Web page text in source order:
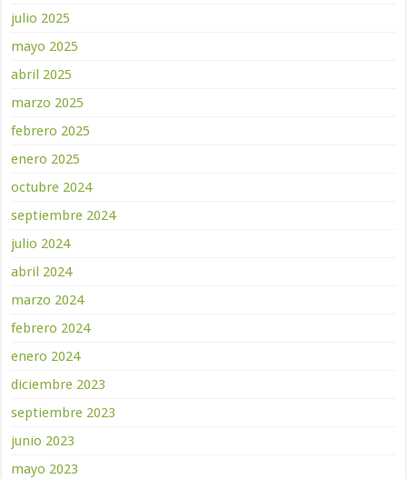
julio 2025
mayo 2025
abril 2025
marzo 2025
febrero 2025
enero 2025
octubre 2024
septiembre 2024
julio 2024
abril 2024
marzo 2024
febrero 2024
enero 2024
diciembre 2023
septiembre 2023
junio 2023
mayo 2023